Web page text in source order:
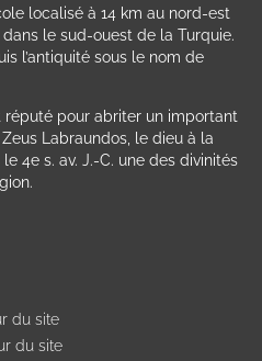
localisé à 14 km au nord-est
le sud-ouest de la Turquie.
l’antiquité sous le nom de
pour abriter un important
Labraundos, le dieu à la
4e s. av. J.-C. une des divinités
du site
du site